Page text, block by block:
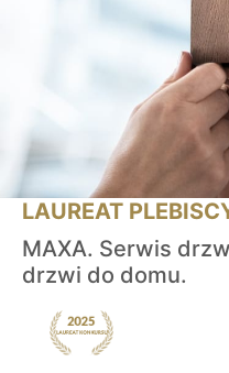
LAUREAT
MAXA. Serwis
drzwi do domu.